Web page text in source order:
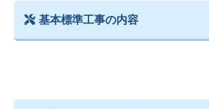
基本標準工事の内容